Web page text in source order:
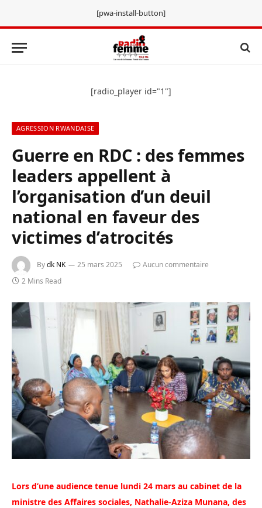
[pwa-install-button]
[radio_player id="1"]
AGRESSION RWANDAISE
Guerre en RDC : des femmes
leaders appellent à
l’organisation d’un deuil
national en faveur des
victimes d’atrocités
Bydk NK 25 mars 2025
Aucun commentaire
2 Mins Read
Lors d’une audience tenue lundi 24 mars au cabinet de la
ministre des Affaires sociales, Nathalie-Aziza Munana, des